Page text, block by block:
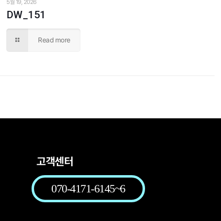
5월 19, 2026
DW_151
Read more
고객센터
070-4171-6145~6